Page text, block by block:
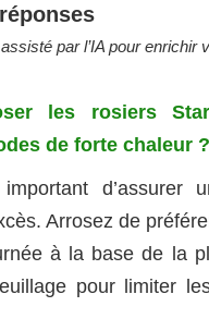
par l’IA pour enrichir
les rosiers
de forte chaleur ?
d’assurer
Arrosez de
à la base de la
pour limiter